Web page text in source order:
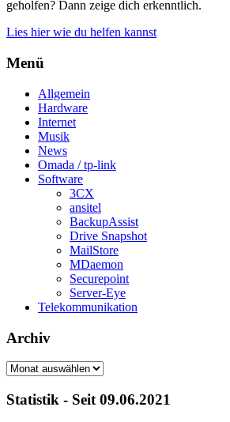
geholfen? Dann zeige dich erkenntlich.
Lies hier wie du helfen kannst
Menü
Allgemein
Hardware
Internet
Musik
News
Omada / tp-link
Software
3CX
ansitel
BackupAssist
Drive Snapshot
MailStore
MDaemon
Securepoint
Server-Eye
Telekommunikation
Archiv
Archiv
Statistik - Seit 09.06.2021